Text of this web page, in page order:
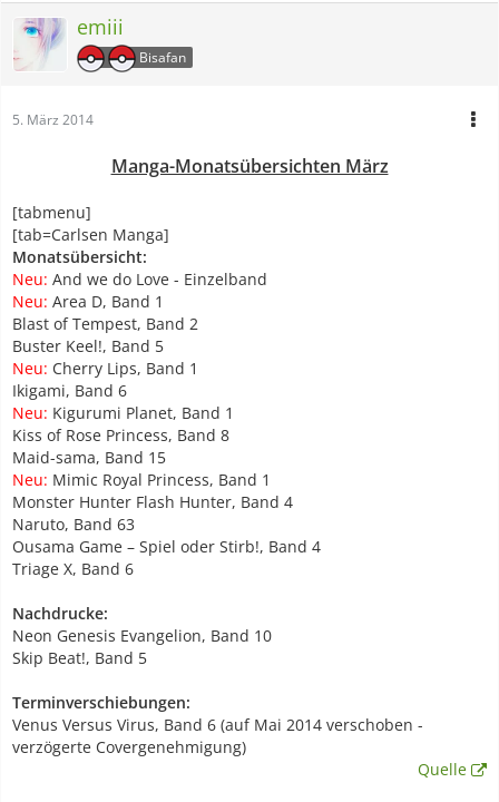
emiii
Bisafan
5. März 2014
Manga-Monatsübersichten März
[tabmenu]
[tab=Carlsen Manga]
Monatsübersicht:
Neu: And we do Love - Einzelband
Neu: Area D, Band 1
Blast of Tempest, Band 2
Buster Keel!, Band 5
Neu: Cherry Lips, Band 1
Ikigami, Band 6
Neu: Kigurumi Planet, Band 1
Kiss of Rose Princess, Band 8
Maid-sama, Band 15
Neu: Mimic Royal Princess, Band 1
Monster Hunter Flash Hunter, Band 4
Naruto, Band 63
Ousama Game – Spiel oder Stirb!, Band 4
Triage X, Band 6
Nachdrucke:
Neon Genesis Evangelion, Band 10
Skip Beat!, Band 5
Terminverschiebungen:
Venus Versus Virus, Band 6 (auf Mai 2014 verschoben -
verzögerte Covergenehmigung)
Quelle